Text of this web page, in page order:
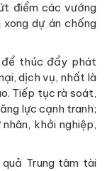
điểm các vướng
dự án chống
để thúc đẩy phát
dịch vụ, nhất là
Tiếp tục rà soát,
lực cạnh tranh;
khởi nghiệp,
Trung tâm tài